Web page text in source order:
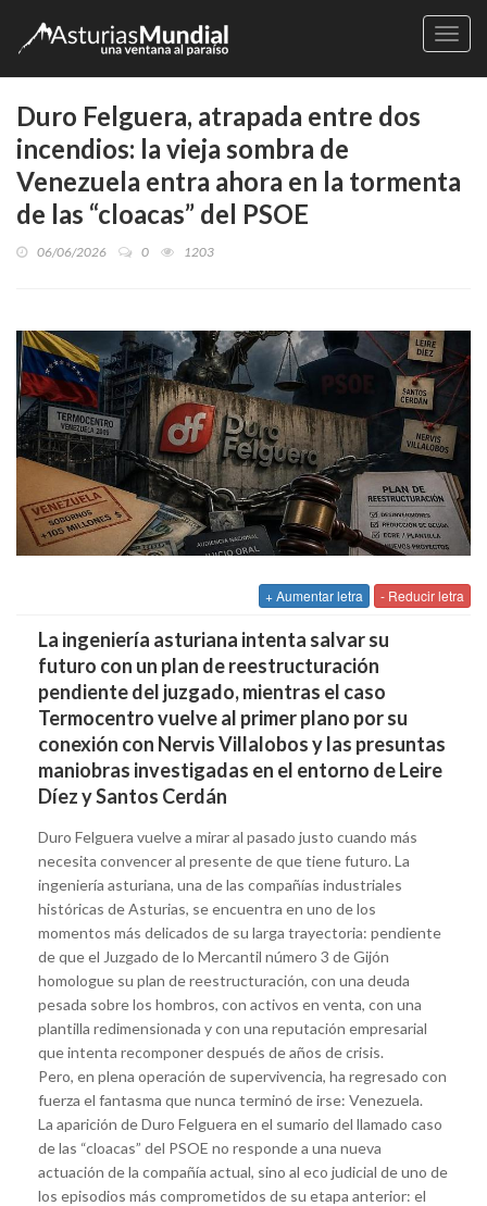
Duro Felguera, atrapada entre dos
incendios: la vieja sombra de
Venezuela entra ahora en la tormenta
de las “cloacas” del PSOE
06/06/2026 0 1203
+ Aumentar letra - Reducir letra
La ingeniería asturiana intenta salvar su
futuro con un plan de reestructuración
pendiente del juzgado, mientras el caso
Termocentro vuelve al primer plano por su
conexión con Nervis Villalobos y las presuntas
maniobras investigadas en el entorno de Leire
Díez y Santos Cerdán
Duro Felguera vuelve a mirar al pasado justo cuando más
necesita convencer al presente de que tiene futuro. La
ingeniería asturiana, una de las compañías industriales
históricas de Asturias, se encuentra en uno de los
momentos más delicados de su larga trayectoria: pendiente
de que el Juzgado de lo Mercantil número 3 de Gijón
homologue su plan de reestructuración, con una deuda
pesada sobre los hombros, con activos en venta, con una
plantilla redimensionada y con una reputación empresarial
que intenta recomponer después de años de crisis.
Pero, en plena operación de supervivencia, ha regresado con
fuerza el fantasma que nunca terminó de irse: Venezuela.
La aparición de Duro Felguera en el sumario del llamado caso
de las “cloacas” del PSOE no responde a una nueva
actuación de la compañía actual, sino al eco judicial de uno de
los episodios más comprometidos de su etapa anterior: el